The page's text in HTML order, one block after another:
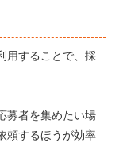
用することで、採
募者を集めたい場
頼するほうが効率